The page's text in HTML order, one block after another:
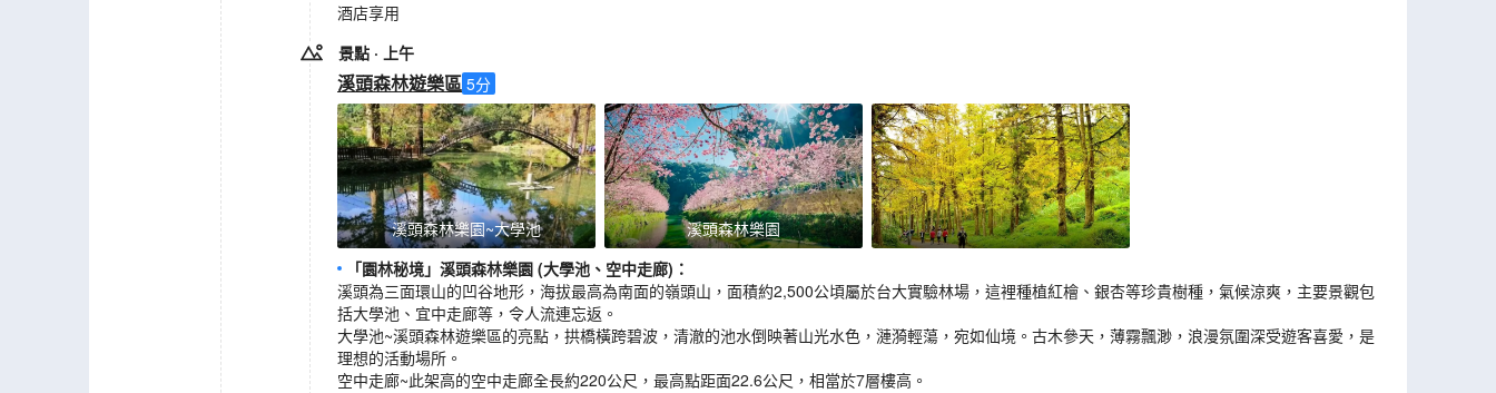
酒店享用
景點 · 上午
溪頭森林遊樂區 5分
溪頭森林樂園~大學池
溪頭森林樂園
「園林秘境」溪頭森林樂園 (大學池、空中走廊) ：
溪頭為三面環山的凹谷地形，海拔最高為南面的嶺頭山，面積約2,500公頃屬於台大實驗林場，這裡種植紅檜、銀杏等珍貴樹種，氣候涼爽，主要景觀包
括大學池、宜中走廊等，令人流連忘返。
大學池~溪頭森林遊樂區的亮點，拱橋橫跨碧波，清澈的池水倒映著山光水色，漣漪輕蕩，宛如仙境。古木參天，薄霧飄渺，浪漫氛圍深受遊客喜愛，是
理想的活動場所。
空中走廊~此架高的空中走廊全長約220公尺，最高點距面22.6公尺，相當於7層樓高。